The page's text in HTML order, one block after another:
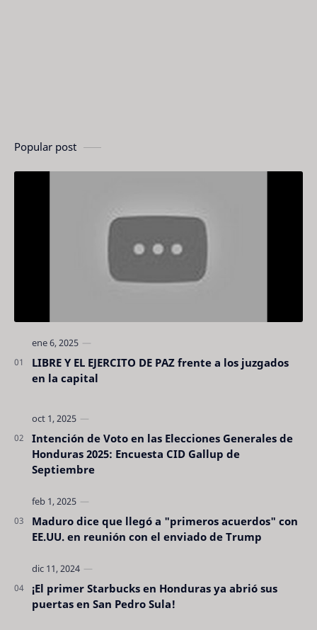
Popular post
LIBRE Y EL EJERCITO DE PAZ frente a los juzgados
en la capital
Intención de Voto en las Elecciones Generales de
Honduras 2025: Encuesta CID Gallup de
Septiembre
Maduro dice que llegó a "primeros acuerdos" con
EE.UU. en reunión con el enviado de Trump
¡El primer Starbucks en Honduras ya abrió sus
puertas en San Pedro Sula!